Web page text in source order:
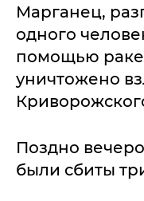
Марганец,
одного
помощью
уничтожено
Поздно
были сбиты